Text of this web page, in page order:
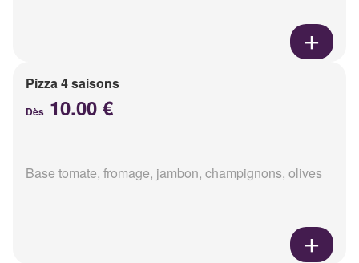
Pizza 4 saisons
Dès 10.00 €
Base tomate, fromage, jambon, champignons, olives